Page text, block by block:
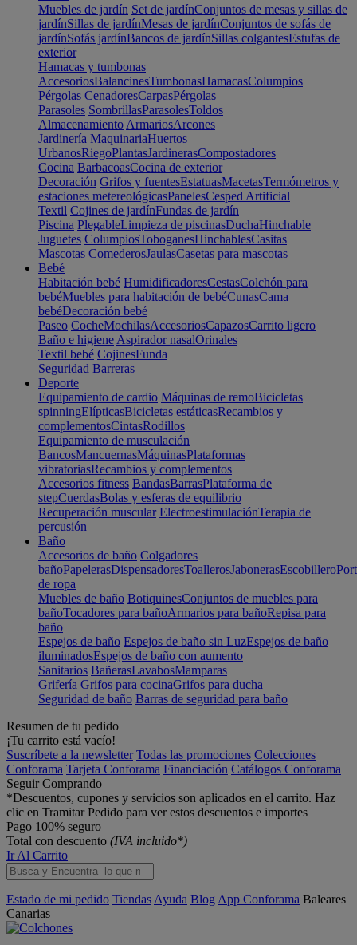
Muebles de jardín Set de jardínConjuntos de mesas y sillas de
jardínSillas de jardínMesas de jardínConjuntos de sofás de
jardínSofás jardínBancos de jardínSillas colgantesEstufas de
exterior
Hamacas y tumbonas
AccesoriosBalancinesTumbonasHamacasColumpios
Pérgolas CenadoresCarpasPérgolas
Parasoles SombrillasParasolesToldos
Almacenamiento ArmariosArcones
Jardinería MaquinariaHuertos
UrbanosRiegoPlantasJardinerasCompostadores
Cocina BarbacoasCocina de exterior
Decoración Grifos y fuentesEstatuasMacetasTermómetros y
estaciones metereológicasPanelesCesped Artificial
Textil Cojines de jardínFundas de jardín
Piscina PlegableLimpieza de piscinasDuchaHinchable
Juguetes ColumpiosToboganesHinchablesCasitas
Mascotas ComederosJaulasCasetas para mascotas
Bebé
Habitación bebé HumidificadoresCestasColchón para
bebéMuebles para habitación de bebéCunasCama
bebéDecoración bebé
Paseo CocheMochilasAccesoriosCapazosCarrito ligero
Baño e higiene Aspirador nasalOrinales
Textil bebé CojinesFunda
Seguridad Barreras
Deporte
Equipamiento de cardio Máquinas de remoBicicletas
spinningElípticasBicicletas estáticasRecambios y
complementosCintasRodillos
Equipamiento de musculación
BancosMancuernasMáquinasPlataformas
vibratoriasRecambios y complementos
Accesorios fitness BandasBarrasPlataforma de
stepCuerdasBolas y esferas de equilibrio
Recuperación muscular ElectroestimulaciónTerapia de
percusión
Baño
Accesorios de baño Colgadores
bañoPapelerasDispensadoresToallerosJabonerasEscobillero
de ropa
Muebles de baño BotiquinesConjuntos de muebles para
bañoTocadores para bañoArmarios para bañoRepisa para
baño
Espejos de baño Espejos de baño sin LuzEspejos de baño
iluminadosEspejos de baño con aumento
Sanitarios BañerasLavabosMamparas
Grifería Grifos para cocinaGrifos para ducha
Seguridad de baño Barras de seguridad para baño
Resumen de tu pedido
¡Tu carrito está vacío!
Suscríbete a la newsletter Todas las promociones Colecciones
Conforama Tarjeta Conforama Financiación Catálogos Conforama
Seguir Comprando
*Descuentos, cupones y servicios son aplicados en el carrito. Haz
clic en Tramitar Pedido para ver estos descuentos e importes
Pago 100% seguro
Total con descuento (IVA incluido*)
Ir Al Carrito
Estado de mi pedido Tiendas Ayuda Blog App Conforama Baleares
Canarias